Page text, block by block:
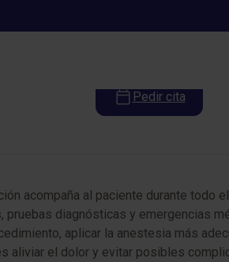
y
Pedir cita
acompaña al paciente durante
diagnósticas y emergencias
aplicar la anestesia más
aliviar el dolor y evitar posibles